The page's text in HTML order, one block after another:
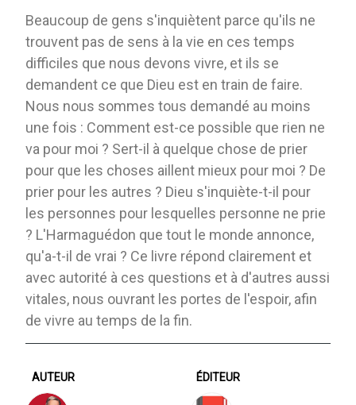
Beaucoup de gens s'inquiètent parce qu'ils ne
trouvent pas de sens à la vie en ces temps
difficiles que nous devons vivre, et ils se
demandent ce que Dieu est en train de faire.
Nous nous sommes tous demandé au moins
une fois : Comment est-ce possible que rien ne
va pour moi ? Sert-il à quelque chose de prier
pour que les choses aillent mieux pour moi ? De
prier pour les autres ? Dieu s'inquiète-t-il pour
les personnes pour lesquelles personne ne prie
? L'Harmaguédon que tout le monde annonce,
qu'a-t-il de vrai ? Ce livre répond clairement et
avec autorité à ces questions et à d'autres aussi
vitales, nous ouvrant les portes de l'espoir, afin
de vivre au temps de la fin.
AUTEUR ÉDITEUR